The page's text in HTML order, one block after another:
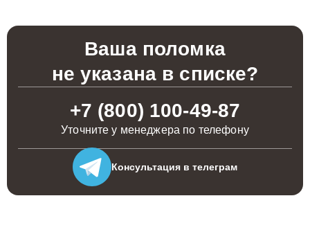
Ваша поломка
не указана в списке?
+7 (800) 100-49-87
Уточните у менеджера по телефону
Консультация в телеграм